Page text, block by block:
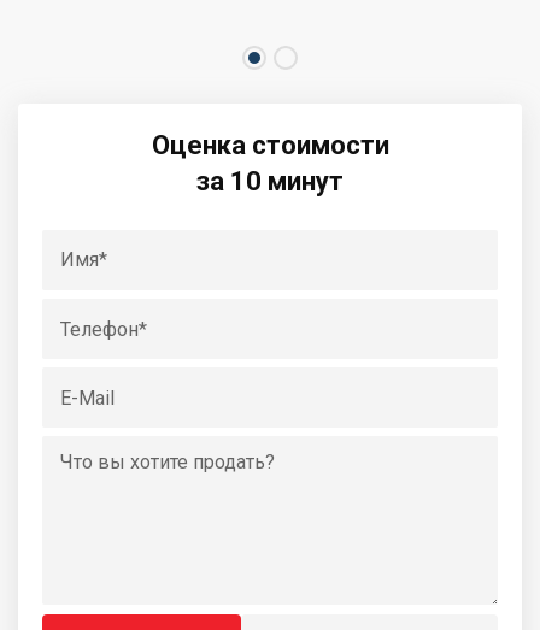
Оценка стоимости
за 10 минут